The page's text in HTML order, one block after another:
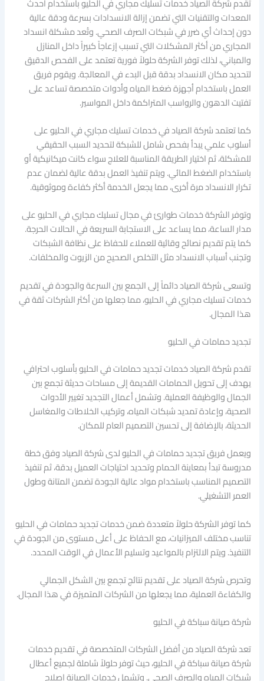
المعدات والتقنيات التي تضمن إزالة الانسدادات بسرعة ودقة عالية
دون إحداث أي ضرر في شبكات الصرف الصحي. وتُعد مشكلة انسداد
المجاري من أكثر المشكلات التي تسبب إزعاجاً كبيراً داخل المنازل
والمباني، لذلك توفر الشركة حلولاً فورية تعتمد على الفحص الدقيق
لتحديد مكان الانسداد بدقة قبل البدء في المعالجة. ويقوم فريق
العمل باستخدام أجهزة ضغط المياه وأدوات متخصصة تساعد على
تفتيت الدهون والرواسب المتراكمة داخل المواسير.
كما تعتمد شركة الصياد في خدمات تسليك مجاري في الحليو على
أسلوب علمي يبدأ بفحص شامل للشبكة لتحديد السبب الحقيقي
للمشكلة، ثم اختيار الطريقة المناسبة للعلاج سواء كانت ميكانيكية أو
باستخدام الضغط المائي. ويتم تنفيذ العمل بدقة عالية لضمان عدم
تكرار الانسداد مرة أخرى، مما يجعل الخدمة أكثر كفاءة وموثوقية.
وتوفر الشركة خدمات طوارئ في مجال تسليك مجاري في الحليو على
مدار الساعة، مما يساعد على الاستجابة السريعة في الحالات الحرجة.
كما يتم تقديم نصائح وقائية للعملاء للحفاظ على نظافة الشبكات
وتجنب أسباب الانسداد مثل التخلص الصحيح من الزيوت والمخلفات.
وتسعى شركة الصياد دائماً إلى الجمع بين السرعة والجودة في تقديم
خدمات تسليك مجاري في الحليو، مما جعلها من أكثر الشركات ثقة في
هذا المجال.
تجديد حمامات في الحليو
تقدم شركة الصياد خدمات تجديد حمامات في الحليو بأسلوب احترافي
يهدف إلى تحويل الحمامات القديمة إلى مساحات حديثة تجمع بين
الجمال والوظيفة العملية. وتشمل أعمال التجديد تغيير الأدوات
الصحية، وإعادة تمديد شبكات المياه، وتركيب الخلاطات والمغاسل
الحديثة، بالإضافة إلى تحسين التصميم العام للمكان.
ويعمل فريق تجديد حمامات في الحليو لدى شركة الصياد وفق خطة
مدروسة تبدأ بمعاينة الحمام وتحديد احتياجات العميل بدقة، ثم تنفيذ
التصميم المناسب باستخدام مواد عالية الجودة تضمن المتانة وطول
العمر التشغيلي.
كما توفر الشركة حلولاً متعددة ضمن خدمات تجديد حمامات في الحليو
تناسب مختلف الميزانيات، مع الحفاظ على أعلى مستوى من الجودة في
التنفيذ. ويتم الالتزام بالمواعيد وتسليم الأعمال في الوقت المحدد.
وتحرص شركة الصياد على تقديم نتائج تجمع بين الشكل الجمالي
والكفاءة العملية، مما يجعلها من الشركات المتميزة في هذا المجال.
شركة صيانة سباكة في الحليو
تعد شركة الصياد من أفضل الشركات المتخصصة في تقديم خدمات
شركة صيانة سباكة في الحليو، حيث توفر حلولاً شاملة لجميع أعطال
شبكات المياه والصرف الصحي. وتشمل خدمات الصيانة إصلاح